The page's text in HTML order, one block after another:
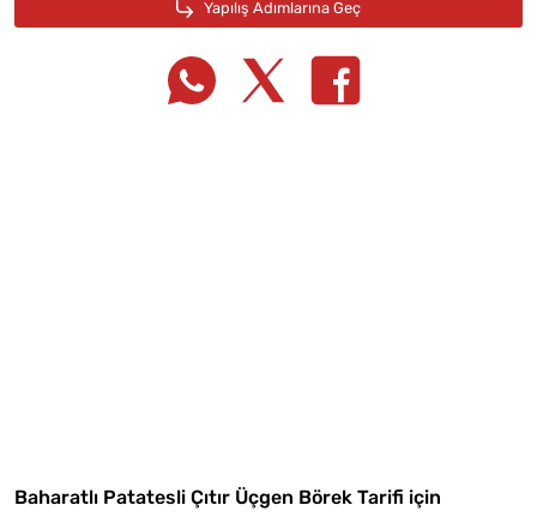
Baharatlı Patatesli Çıtır Üçgen Börek Tarifi için